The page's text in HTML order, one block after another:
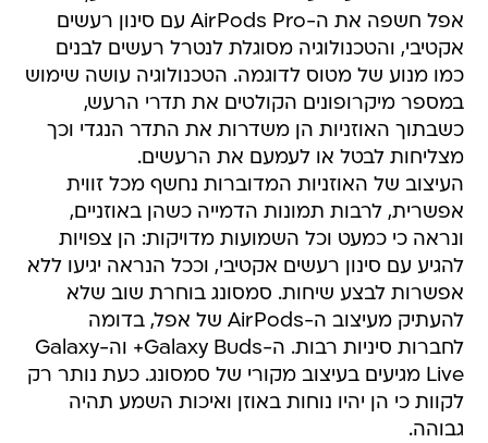
אפל חשפה את ה-AirPods Pro עם סינון רעשים
אקטיבי, והטכנולוגיה מסוגלת לנטרל רעשים לבנים
כמו מנוע של מטוס לדוגמה. הטכנולוגיה עושה שימוש
במספר מיקרופונים הקולטים את תדרי הרעש,
כשבתוך האוזניות הן משדרות את התדר הנגדי וכך
מצליחות לבטל או לעמעם את הרעשים.
העיצוב של האוזניות המדוברות נחשף מכל זווית
אפשרית, לרבות תמונות הדמייה כשהן באוזניים,
ונראה כי כמעט וכל השמועות מדויקות: הן צפויות
להגיע עם סינון רעשים אקטיבי, וככל הנראה יגיעו ללא
אפשרות לבצע שיחות. סמסונג בוחרת שוב שלא
להעתיק מעיצוב ה-AirPods של אפל, בדומה
לחברות סיניות רבות. ה-Galaxy Buds+ וה-Galaxy
Live מגיעים בעיצוב מקורי של סמסונג. כעת נותר רק
לקוות כי הן יהיו נוחות באוזן ואיכות השמע תהיה
גבוהה.